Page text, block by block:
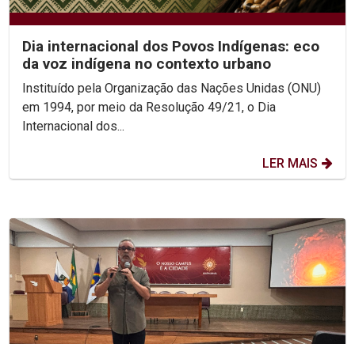
Dia internacional dos Povos Indígenas: eco
da voz indígena no contexto urbano
Instituído pela Organização das Nações Unidas (ONU)
em 1994, por meio da Resolução 49/21, o Dia
Internacional dos...
LER MAIS